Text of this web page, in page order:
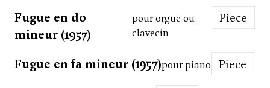
Fugue en do
mineur (1957)
pour orgue ou
clavecin
Piece
Fugue en fa mineur (1957)pour piano Piece